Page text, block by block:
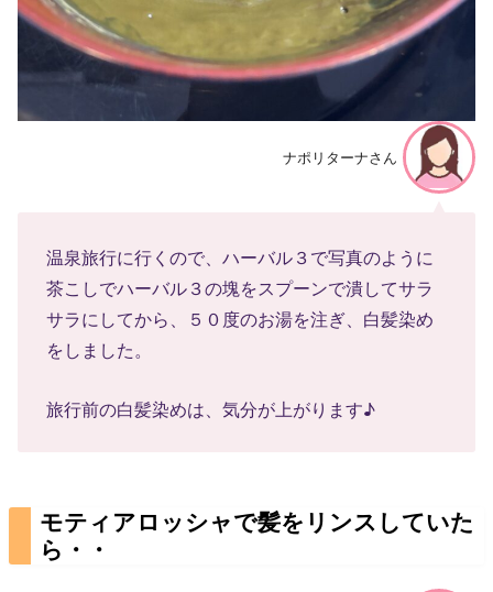
ナポリターナさん
温泉旅行に行くので、ハーバル３で写真のように
茶こしでハーバル３の塊をスプーンで潰してサラ
サラにしてから、５０度のお湯を注ぎ、白髪染め
をしました。
旅行前の白髪染めは、気分が上がります♪
モティアロッシャで髪をリンスしていた
ら・・